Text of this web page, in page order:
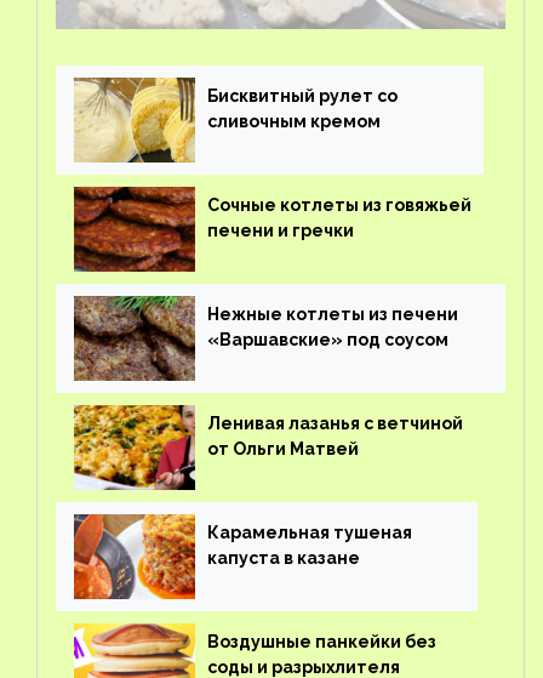
Бисквитный рулет со
сливочным кремом
Сочные котлеты из говяжьей
печени и гречки
Нежные котлеты из печени
«Варшавские» под соусом
Ленивая лазанья с ветчиной
от Ольги Матвей
Карамельная тушеная
капуста в казане
Воздушные панкейки без
соды и разрыхлителя